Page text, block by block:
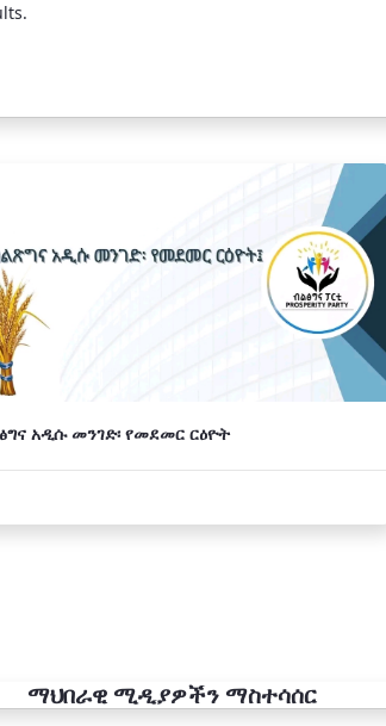
አዲሱ መንገድ፡ የመደመር ርዕዮት
ማህበራዊ ሚዲያዎችን ማስተሳሰር